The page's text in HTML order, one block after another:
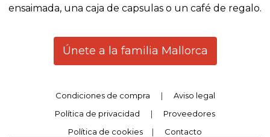
ensaimada, una caja de capsulas o un café de regalo.
Únete a la familia Mallorca
Condiciones de compra |
Aviso legal
Política de privacidad
|
Proveedores
Política de cookies
|
Contacto